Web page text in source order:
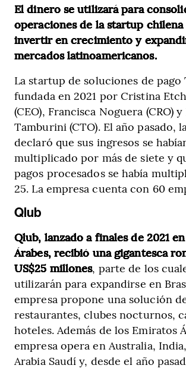
El dinero se utilizará para
operaciones de la startup
invertir en crecimiento y
mercados latinoamericanos.
La startup de soluciones de pago
fundada en 2021 por Cristina
(CEO), Francisca Noguera (CRO)
Tamburini (CTO). El año pasado,
declaró que sus ingresos se
multiplicado por más de siete y
pagos procesados se había
25. La empresa cuenta con 60
Qlub
Qlub, lanzado a finales de 2021
Árabes, recibió una gigantesca
US$25 millones, parte de los
utilizarán para expandirse en
empresa propone una solución
restaurantes, clubes nocturnos,
hoteles. Además de los Emiratos
empresa opera en Australia,
Arabia Saudí y, desde el año